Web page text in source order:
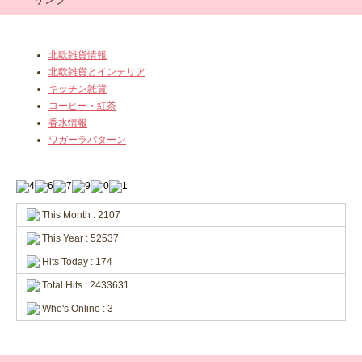
北欧雑貨情報
北欧雑貨とインテリア
キッチン雑貨
コーヒー・紅茶
香水情報
ワガーラパターン
This Month : 2107
This Year : 52537
Hits Today : 174
Total Hits : 2433631
Who's Online : 3